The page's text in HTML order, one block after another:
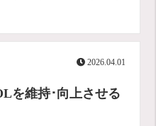
2026.04.01
を維持･向上させる